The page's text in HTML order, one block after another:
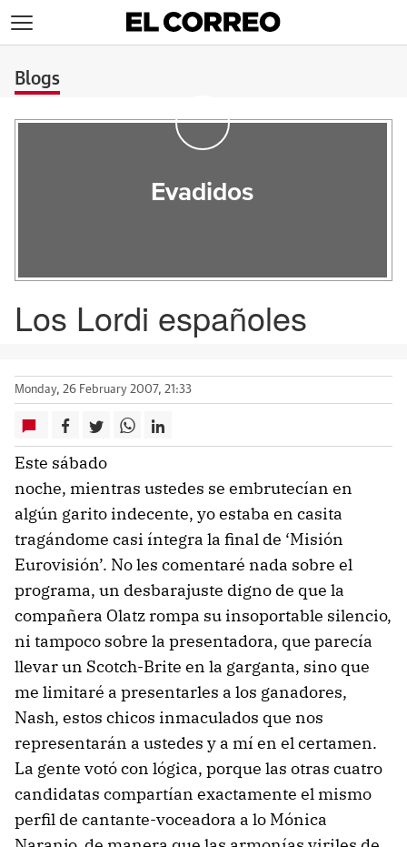
Blogs
Evadidos
Los Lordi españoles
Monday, 26 February 2007, 21:33
Este sábado
noche, mientras ustedes se embrutecían en
algún garito indecente, yo estaba en casita
tragándome casi íntegra la final de ‘Misión
Eurovisión’. No les comentaré nada sobre el
programa, un desbarajuste digno de que la
compañera Olatz rompa su insoportable silencio,
ni tampoco sobre la presentadora, que parecía
llevar un Scotch-Brite en la garganta, sino que
me limitaré a presentarles a los ganadores,
Nash, estos chicos inmaculados que nos
representarán a ustedes y a mí en el certamen.
La gente votó con lógica, porque las otras cuatro
candidatas compartían exactamente el mismo
perfil de cantante-voceadora a lo Mónica